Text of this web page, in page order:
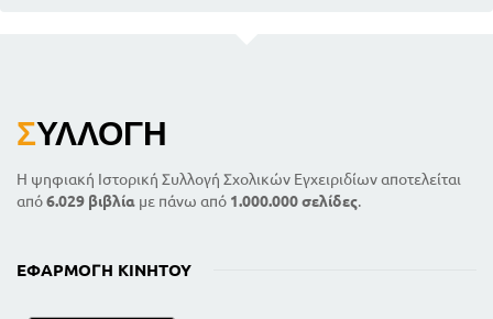
ΣΥΛΛΟΓΉ
Η ψηφιακή Ιστορική Συλλογή Σχολικών Εγχειριδίων αποτελείται
από6.029 βιβλία με πάνω από 1.000.000 σελίδες.
ΕΦΑΡΜΟΓΉ ΚΙΝΗΤΟΎ